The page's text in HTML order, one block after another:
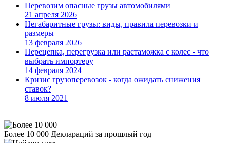
Перевозим опасные грузы автомобилями
21 апреля 2026
Негабаритные грузы: виды, правила перевозки и
размеры
13 февраля 2026
Перецепка, перегрузка или растаможка с колес - что
выбрать импортеру
14 февраля 2024
Кризис грузоперевозок - когда ожидать снижения
ставок?
8 июля 2021
Более 10 000 Деклараций за прошлый год